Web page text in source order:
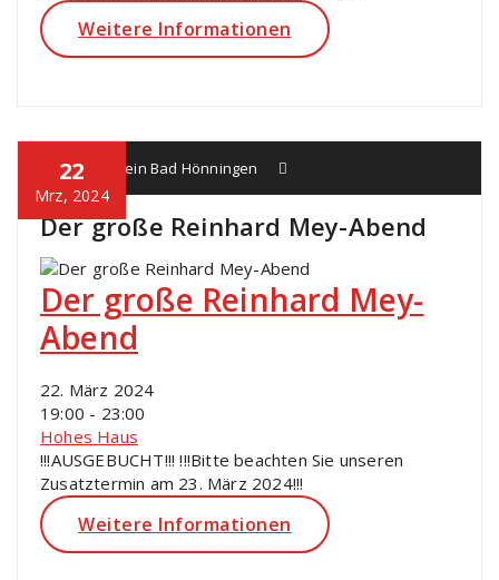
Weitere Informationen
22
Mrz, 2024
Heimatverein Bad Hönningen
Der große Reinhard Mey-Abend
Der große Reinhard Mey-
Abend
22. März 2024
19:00 - 23:00
Hohes Haus
!!!AUSGEBUCHT!!! !!!Bitte beachten Sie unseren
Zusatztermin am 23. März 2024!!!
Weitere Informationen